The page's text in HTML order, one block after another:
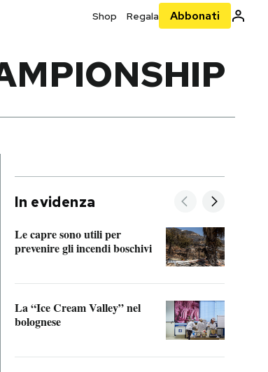
Shop Regala Abbonati
In evidenza
Le capre sono utili per
prevenire gli incendi boschivi
La “Ice Cream Valley” nel
bolognese